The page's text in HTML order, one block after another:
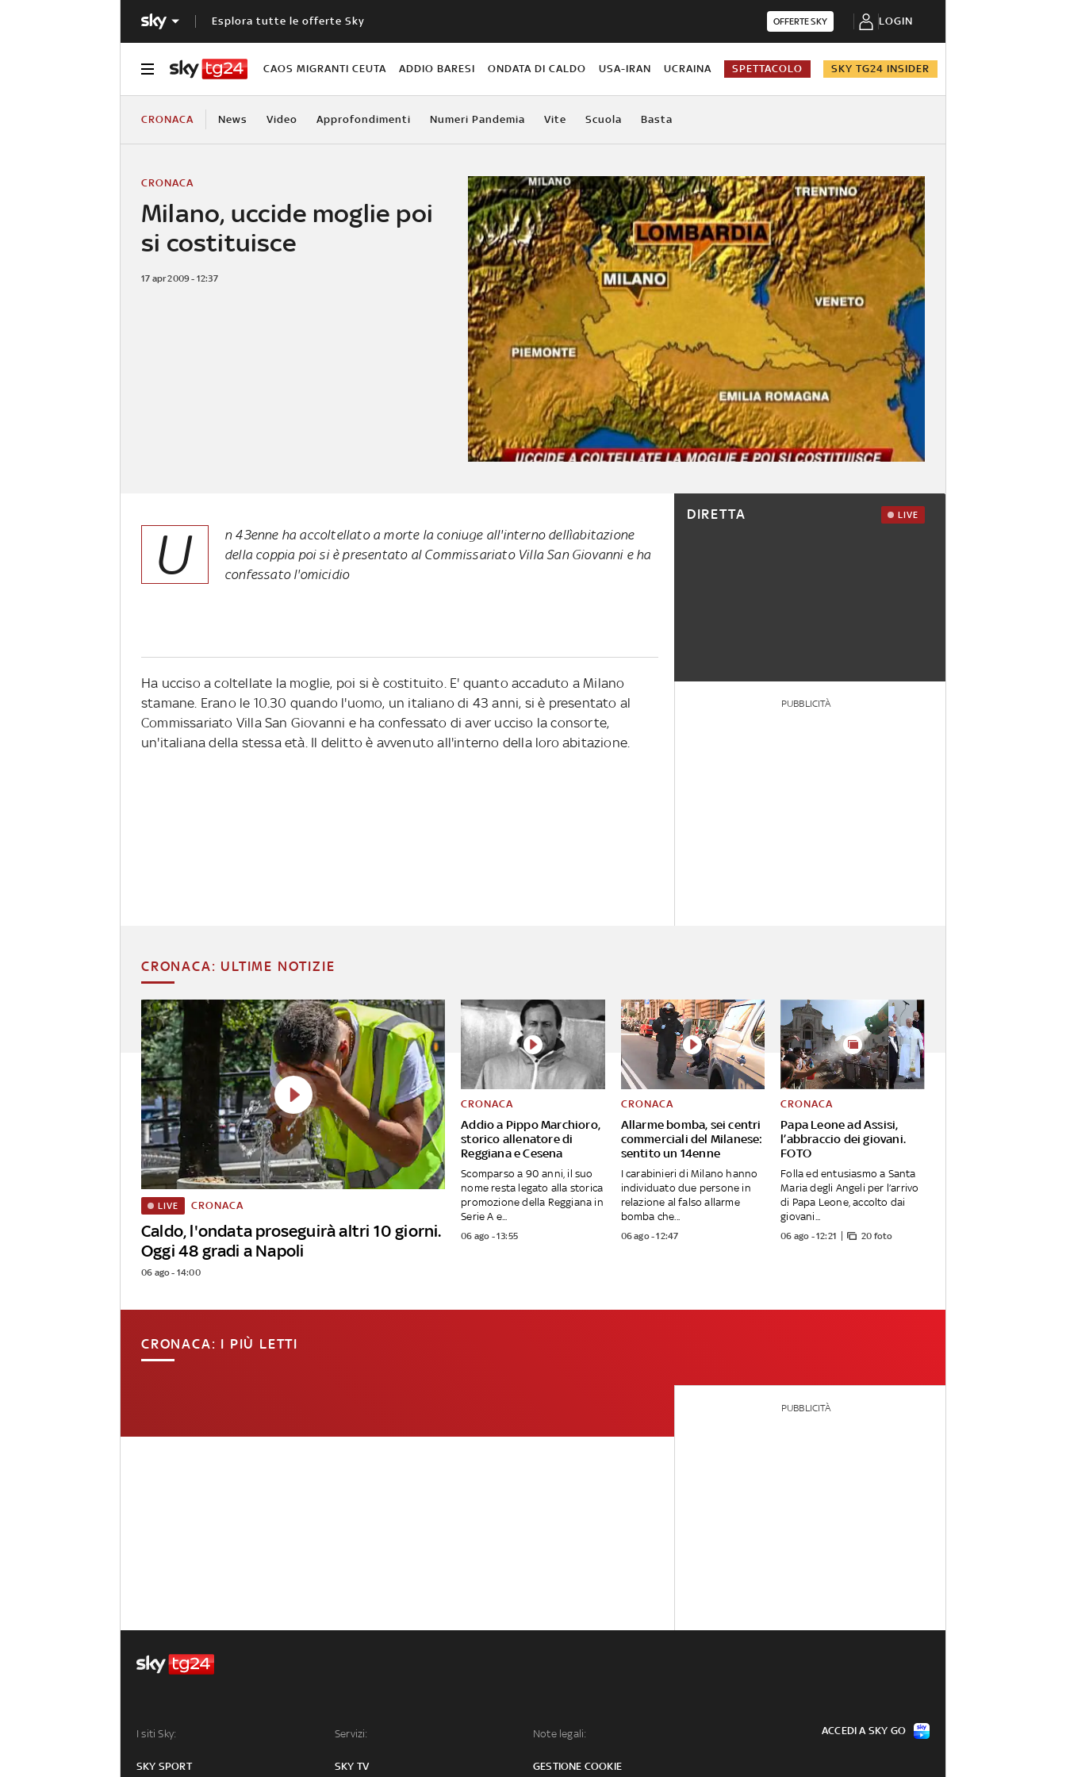
Esplora tutte le offerte Sky OFFERTE SKY LOGIN
CAOS MIGRANTI CEUTA ADDIO BARESI ONDATA DI CALDO USA-IRAN UCRAINA SPETTACOLO SKY TG24 INSIDER
CRONACA News Video Approfondimenti Numeri Pandemia Vite Scuola Basta
Milano, uccide moglie poi
si costituisce
CRONACA
17 apr 2009 - 12:37
U
n 43enne ha accoltellato a morte la coniuge all'interno dellìabitazione
della coppia poi si è presentato al Commissariato Villa San Giovanni e ha
confessato l'omicidio
Ha ucciso a coltellate la moglie, poi si è costituito. E' quanto accaduto a Milano
stamane. Erano le 10.30 quando l'uomo, un italiano di 43 anni, si è presentato al
Commissariato Villa San Giovanni e ha confessato di aver ucciso la consorte,
un'italiana della stessa età. Il delitto è avvenuto all'interno della loro abitazione.
DIRETTA LIVE
PUBBLICITÀ
CRONACA: ULTIME NOTIZIE
Caldo, l'ondata proseguirà altri 10 giorni.
Oggi 48 gradi a Napoli
LIVE CRONACA
06 ago - 14:00
Addio a Pippo Marchioro,
storico allenatore di
Reggiana e Cesena
CRONACA
Scomparso a 90 anni, il suo
nome resta legato alla storica
promozione della Reggiana in
Serie A e...
06 ago - 13:55
Allarme bomba, sei centri
commerciali del Milanese:
sentito un 14enne
CRONACA
I carabinieri di Milano hanno
individuato due persone in
relazione al falso allarme
bomba che...
06 ago - 12:47
Papa Leone ad Assisi,
l’abbraccio dei giovani.
FOTO
CRONACA
Folla ed entusiasmo a Santa
Maria degli Angeli per l’arrivo
di Papa Leone, accolto dai
giovani...
06 ago - 12:21 20 foto
CRONACA: I PIÙ LETTI
PUBBLICITÀ
I siti Sky:
SKY SPORT
Servizi:
SKY TV
Note legali:
GESTIONE COOKIE
ACCEDI A SKY GO